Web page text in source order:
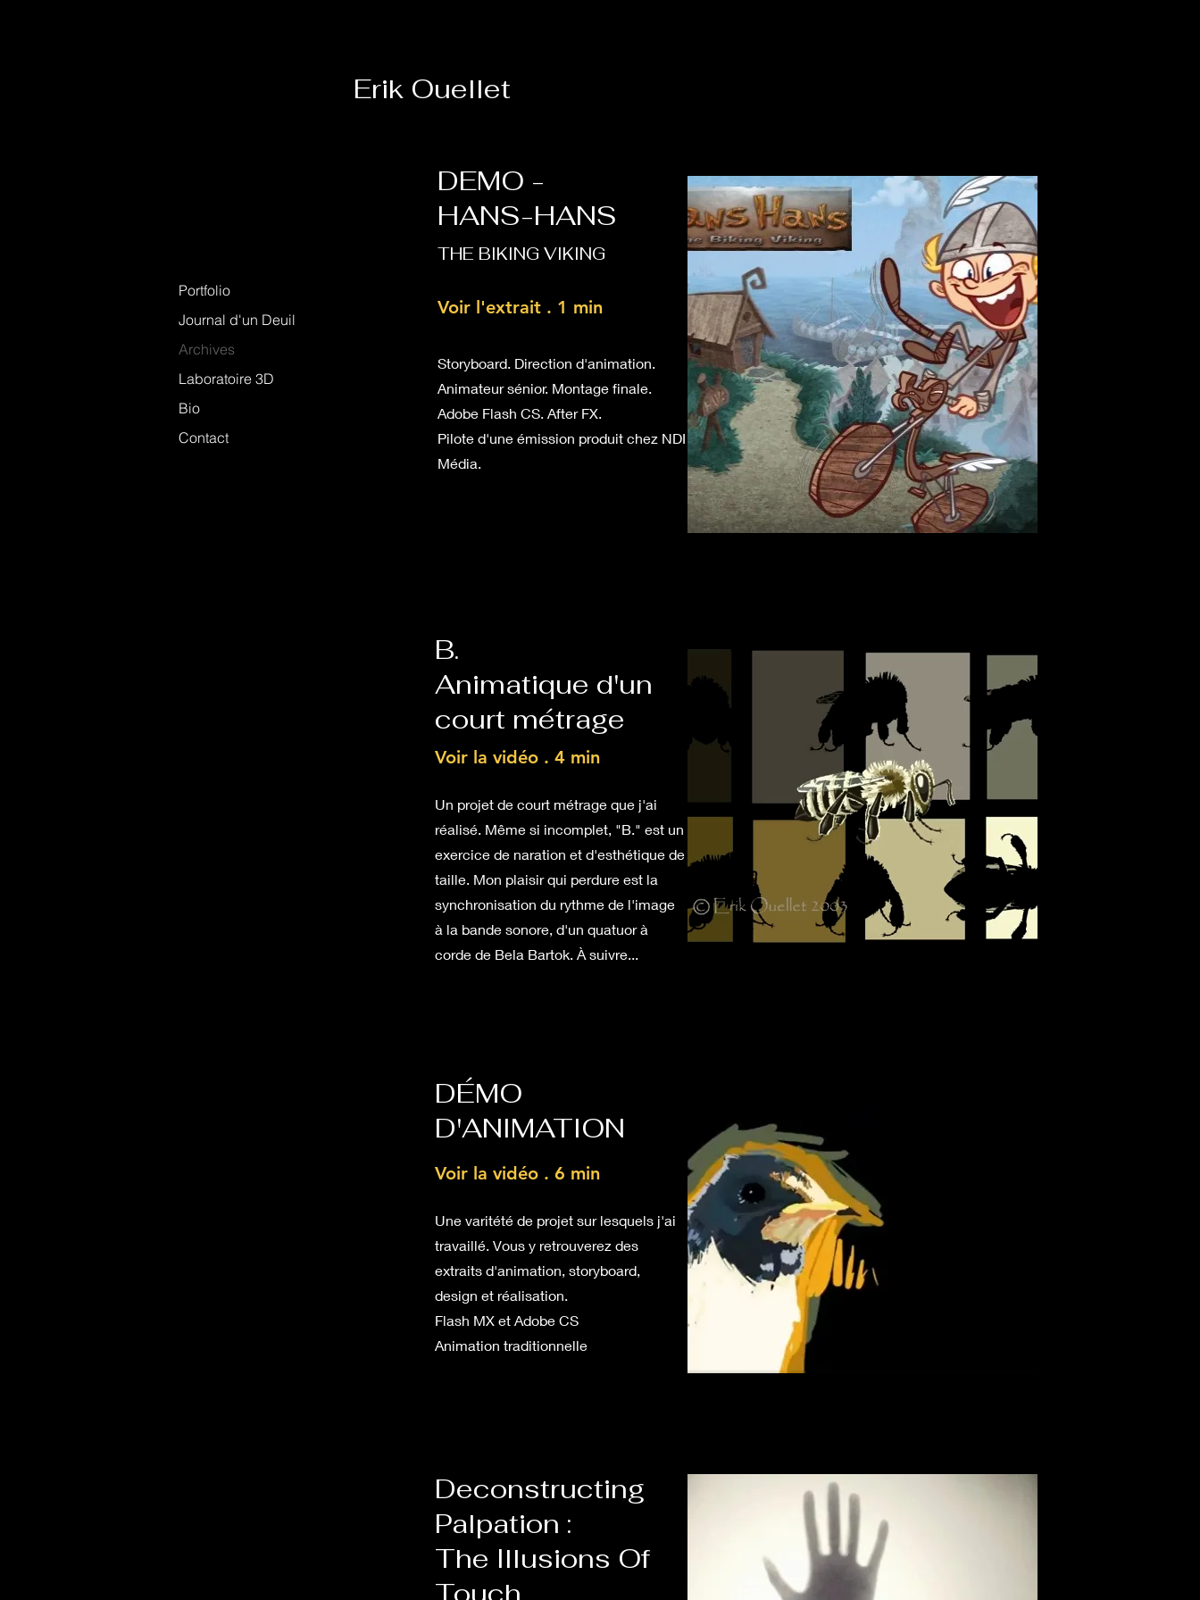
Erik Ouellet
DEMO -
HANS-HANS
THE BIKING VIKING
Voir l'extrait . 1 min
Storyboard. Direction d'animation.
Animateur sénior. Montage finale.
Adobe Flash CS. After FX.
Pilote d'une émission produit chez NDI
Média.
B.
Animatique d'un
court métrage
Voir la vidéo . 4 min
Un projet de court métrage que j'ai
réalisé. Même si incomplet, "B." est un
exercice de naration et d'esthétique de
taille. Mon plaisir qui perdure est la
synchronisation du rythme de l'image
à la bande sonore, d'un quatuor à
corde de Bela Bartok. À suivre...
DÉMO
D'ANIMATION
Voir la vidéo . 6 min
Une varitété de projet sur lesquels j'ai
travaillé. Vous y retrouverez des
extraits d'animation, storyboard,
design et réalisation.
Flash MX et Adobe CS
Animation traditionnelle
Deconstructing
Palpation :
The Illusions Of
Portfolio
Journal d'un Deuil
Archives
Laboratoire 3D
Bio
Contact